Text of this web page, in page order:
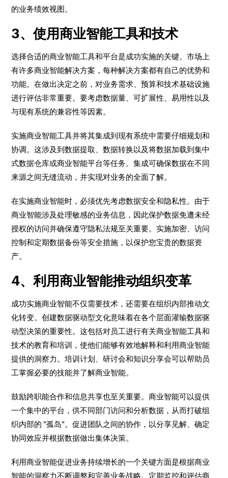
的业务绩效视图。
3、使用商业智能工具和技术
选择合适的商业智能工具和平台是成功实施的关键。市场上
有许多商业智能解决方案，每种解决方案都有自己的优势和
功能。在做出决定之前，对业务需求、预算和技术基础设施
进行评估非常重要。要考虑数据量、可扩展性、易用性以及
与现有系统的兼容性等因素。
实施商业智能工具并将其集成到现有系统中需要仔细规划和
协调。这涉及到数据提取、数据转换以及将数据加载到集中
式数据仓库或商业智能平台等任务。集成可确保数据在不同
来源之间无缝流动，并实现对业务的全面了解。
在实施商业智能时，必须优先考虑数据安全和隐私性。由于
商业智能涉及处理敏感的业务信息，因此保护数据免遭未经
授权的访问并确保遵守隐私法规至关重要。实施加密、访问
控制和定期数据备份等安全措施，以保护您宝贵的数据资
产。
4、利用商业智能推动组织变革
成功实施商业智能不仅需要技术，还需要在组织内部推动文
化转变。创建数据驱动型文化意味着在各个层面灌输数据驱
动型决策的重要性。这包括对员工进行有关商业智能工具和
技术的教育和培训，使他们能够有效地解释和利用商业智能
提供的洞察力。培训计划、研讨会和知识分享会可以帮助员
工掌握必要的技能并了解商业智能。
鼓励跨职能合作和信息共享也至关重要。商业智能可以提供
一个集中的平台，供不同部门访问和分析数据，从而打破组
织内部的 "孤岛"。促进团队之间的协作，以分享见解、确定
协同效应并根据数据做出集体决策。
利用商业智能促进业务持续增长的一个关键方面是根据商业
智能的洞察力不断调整和完善业务战略。定期监控和评估商